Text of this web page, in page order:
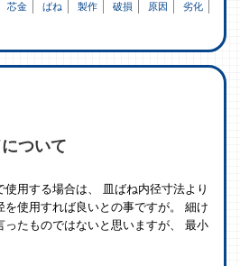
芯金 ばね 製作 破損 原因
劣化
ついて
用する場合は、 皿ばね内径寸法より
を使用すれば良いとの事ですが。 細け
ったものではないと思いますが、 最小